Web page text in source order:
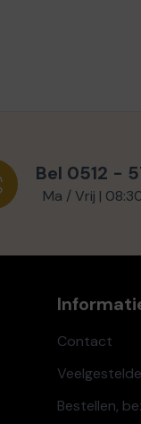
Bel 0512 -
Ma / Vrij |
Contact
Bestellen,